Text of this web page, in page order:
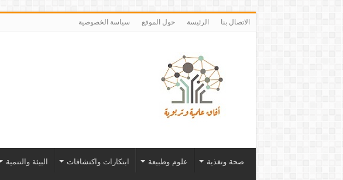
الاتصال بنا الرئيسة حول الموقع سياسة الخصوصية
صحة وتغذية علوم وطبيعة ابتكارات واكتشافات البيئة والتنمية